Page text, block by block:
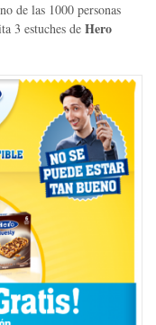
de las 1000 personas
3 estuches de Hero